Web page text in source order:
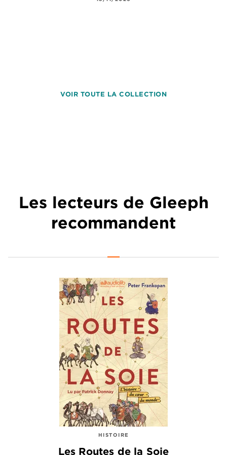
VOIR TOUTE LA COLLECTION
Les lecteurs de Gleeph
recommandent
HISTOIRE
Les Routes de la Soie